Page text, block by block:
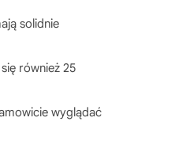
solidnie
również 25
wyglądać